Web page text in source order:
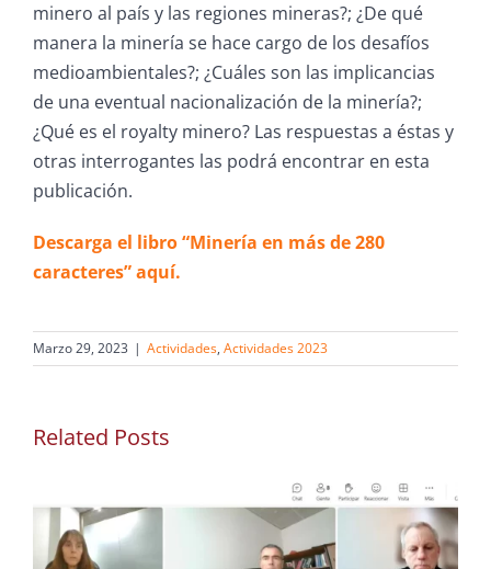
minero al país y las regiones mineras?; ¿De qué
manera la minería se hace cargo de los desafíos
medioambientales?; ¿Cuáles son las implicancias
de una eventual nacionalización de la minería?;
¿Qué es el royalty minero? Las respuestas a éstas y
otras interrogantes las podrá encontrar en esta
publicación.
Descarga el libro “Minería en más de 280
caracteres” aquí.
Marzo 29, 2023 | Actividades, Actividades 2023
Related Posts